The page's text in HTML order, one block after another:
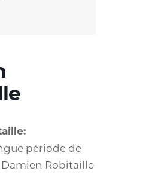
période de
Robitaille